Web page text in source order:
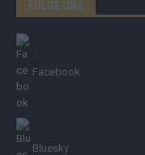
FOLGE UNS
Facebook
Bluesky